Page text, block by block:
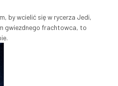
by wcielić się w rycerza Jedi,
gwiezdnego frachtowca, to